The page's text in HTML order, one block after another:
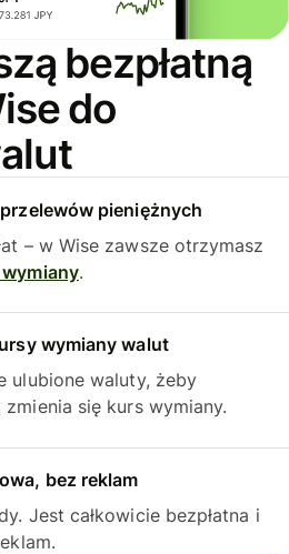
bezpłatną
do
pieniężnych
– w Wise zawsze otrzymasz
.
wymiany walut
ulubione waluty, żeby
się kurs wymiany.
bez reklam
Jest całkowicie bezpłatna i